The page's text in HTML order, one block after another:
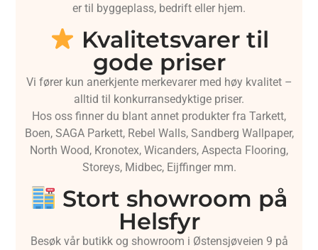
er til byggeplass, bedrift eller hjem.
Kvalitetsvarer til
gode priser
Vi fører kun anerkjente merkevarer med høy kvalitet –
alltid til konkurransedyktige priser.
Hos oss finner du blant annet produkter fra Tarkett,
Boen, SAGA Parkett, Rebel Walls, Sandberg Wallpaper,
North Wood, Kronotex, Wicanders, Aspecta Flooring,
Storeys, Midbec, Eijffinger mm.
Stort showroom på
Helsfyr
Besøk vår butikk og showroom i Østensjøveien 9 på